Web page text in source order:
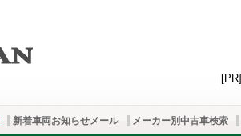
[PR]
新着車両お知らせメール メーカー別中古車検索